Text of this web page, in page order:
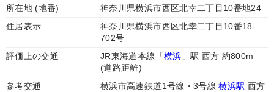
所在地 (地番)
神奈川県横浜市西区北幸二丁目10番地24
住居表示
神奈川県横浜市西区北幸二丁目10番18-
702号
評価上の交通
JR東海道本線「横浜 」駅 西方 約800m
(道路距離)
参考交通
横浜市高速鉄道1号線・3号線横浜駅 西方